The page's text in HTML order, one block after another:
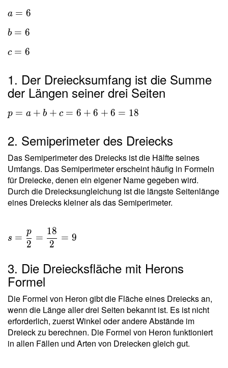
a = 6
b = 6
c = 6
1. Der Dreiecksumfang ist die Summe
der Längen seiner drei Seiten
p = a + b + c = 6 + 6 + 6 = 18
2. Semiperimeter des Dreiecks
Das Semiperimeter des Dreiecks ist die Hälfte seines
Umfangs. Das Semiperimeter erscheint häufig in Formeln
für Dreiecke, denen ein eigener Name gegeben wird.
Durch die Dreiecksungleichung ist die längste Seitenlänge
eines Dreiecks kleiner als das Semiperimeter.
s =
2
p
=
2
18
= 9
3. Die Dreiecksfläche mit Herons
Formel
Die Formel von Heron gibt die Fläche eines Dreiecks an,
wenn die Länge aller drei Seiten bekannt ist. Es ist nicht
erforderlich, zuerst Winkel oder andere Abstände im
Dreieck zu berechnen. Die Formel von Heron funktioniert
in allen Fällen und Arten von Dreiecken gleich gut.